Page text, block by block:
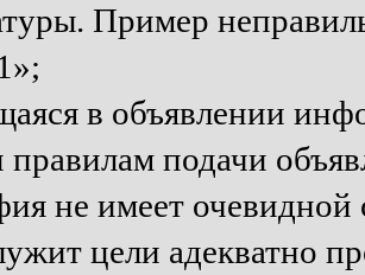
Пример
в объявлении
подачи
не имеет очевидной
цели адекватно